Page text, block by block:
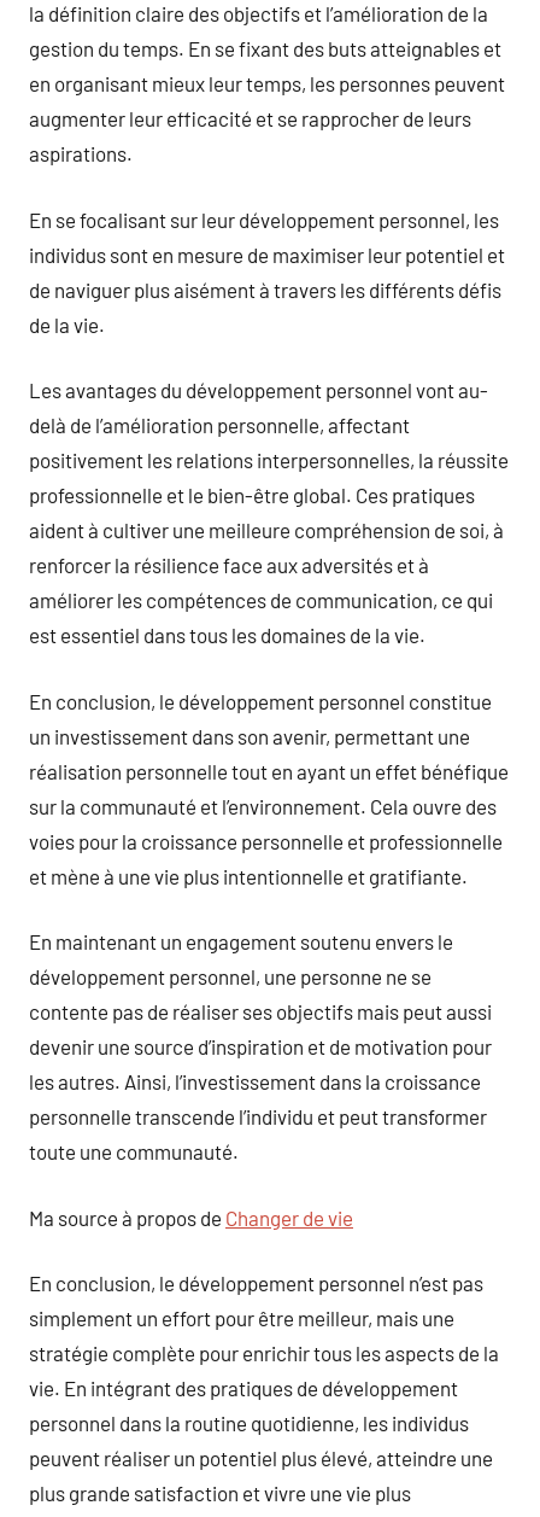
la définition claire des objectifs et l’amélioration de la
gestion du temps. En se fixant des buts atteignables et
en organisant mieux leur temps, les personnes peuvent
augmenter leur efficacité et se rapprocher de leurs
aspirations.
En se focalisant sur leur développement personnel, les
individus sont en mesure de maximiser leur potentiel et
de naviguer plus aisément à travers les différents défis
de la vie.
Les avantages du développement personnel vont au-
delà de l’amélioration personnelle, affectant
positivement les relations interpersonnelles, la réussite
professionnelle et le bien-être global. Ces pratiques
aident à cultiver une meilleure compréhension de soi, à
renforcer la résilience face aux adversités et à
améliorer les compétences de communication, ce qui
est essentiel dans tous les domaines de la vie.
En conclusion, le développement personnel constitue
un investissement dans son avenir, permettant une
réalisation personnelle tout en ayant un effet bénéfique
sur la communauté et l’environnement. Cela ouvre des
voies pour la croissance personnelle et professionnelle
et mène à une vie plus intentionnelle et gratifiante.
En maintenant un engagement soutenu envers le
développement personnel, une personne ne se
contente pas de réaliser ses objectifs mais peut aussi
devenir une source d’inspiration et de motivation pour
les autres. Ainsi, l’investissement dans la croissance
personnelle transcende l’individu et peut transformer
toute une communauté.
Ma source à propos de Changer de vie
En conclusion, le développement personnel n’est pas
simplement un effort pour être meilleur, mais une
stratégie complète pour enrichir tous les aspects de la
vie. En intégrant des pratiques de développement
personnel dans la routine quotidienne, les individus
peuvent réaliser un potentiel plus élevé, atteindre une
plus grande satisfaction et vivre une vie plus